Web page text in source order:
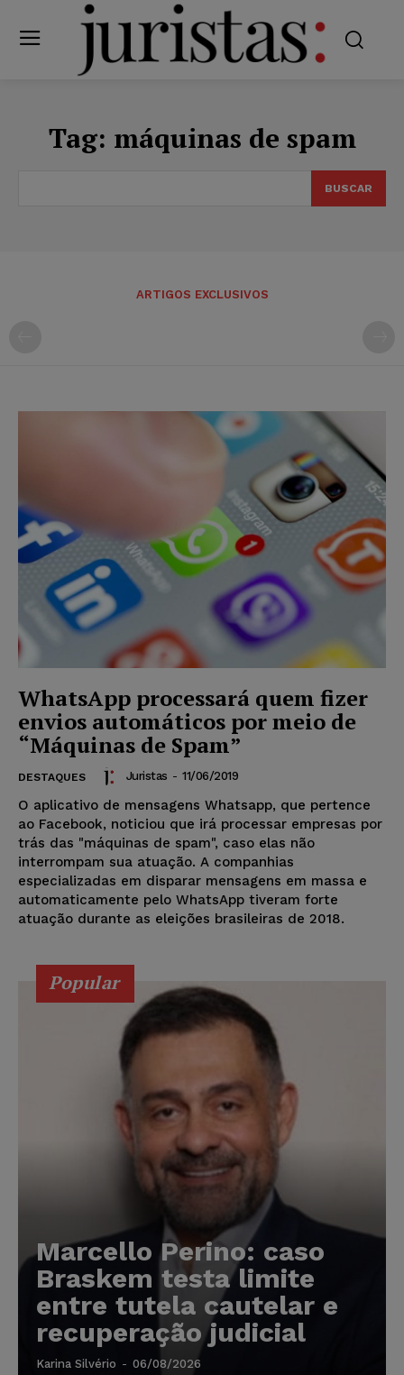
Tag: máquinas de spam
BUSCAR
ARTIGOS EXCLUSIVOS
WhatsApp processará quem fizer
envios automáticos por meio de
“Máquinas de Spam”
DESTAQUES Juristas - 11/06/2019
O aplicativo de mensagens Whatsapp, que pertence
ao Facebook, noticiou que irá processar empresas por
trás das "máquinas de spam", caso elas não
interrompam sua atuação. A companhias
especializadas em disparar mensagens em massa e
automaticamente pelo WhatsApp tiveram forte
atuação durante as eleições brasileiras de 2018.
Popular
Marcello Perino: caso
Braskem testa limite
entre tutela cautelar e
recuperação judicial
Karina Silvério - 06/08/2026